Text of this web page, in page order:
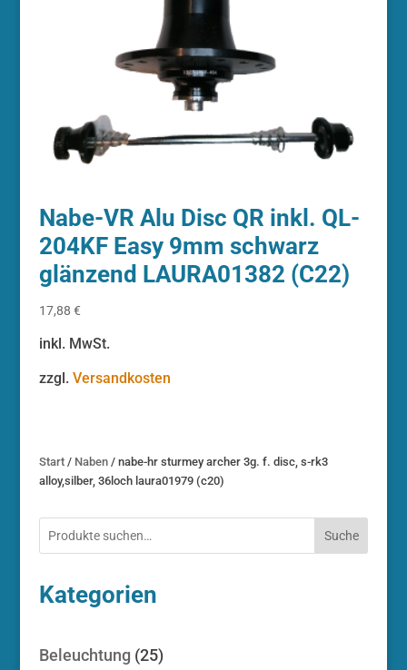
Nabe-VR Alu Disc QR inkl. QL-
204KF Easy 9mm schwarz
glänzend LAURA01382 (C22)
17,88 €
inkl. MwSt.
zzgl. Versandkosten
Start/ Naben/ nabe-hr sturmey archer 3g. f. disc, s-rk3
alloy,silber, 36loch laura01979 (c20)
Suche
Kategorien
Beleuchtung 2525